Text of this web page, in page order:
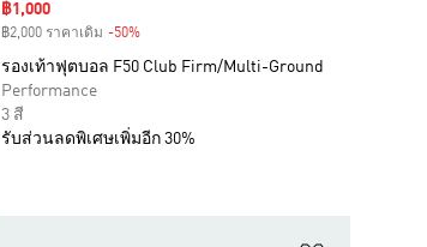
Sale price
฿1,000
฿2,000 ราคาเดิม -50%Discount
รองเท้าฟุตบอล F50 Club Firm/Multi-Ground
Performance
3 สี
รับส่วนลดพิเศษเพิ่มอีก 30%